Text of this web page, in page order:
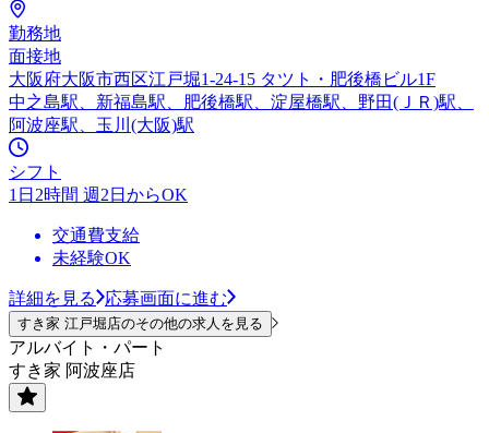
勤務地
面接地
大阪府大阪市西区江戸堀1-24-15 タツト・肥後橋ビル1F
中之島駅、新福島駅、肥後橋駅、淀屋橋駅、野田(ＪＲ)駅、
阿波座駅、玉川(大阪)駅
シフト
1日2時間 週2日からOK
交通費支給
未経験OK
詳細を見る 応募画面に進む
すき家 江戸堀店のその他の求人を見る
アルバイト・パート
すき家 阿波座店